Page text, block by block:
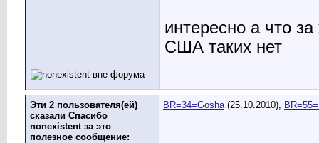
интересно а что
США таких нет
Эти 2 пользователя(ей)
сказали Спасибо
nonexistent за это
полезное сообщение:
BR=34=Gosha(25.10.2010),